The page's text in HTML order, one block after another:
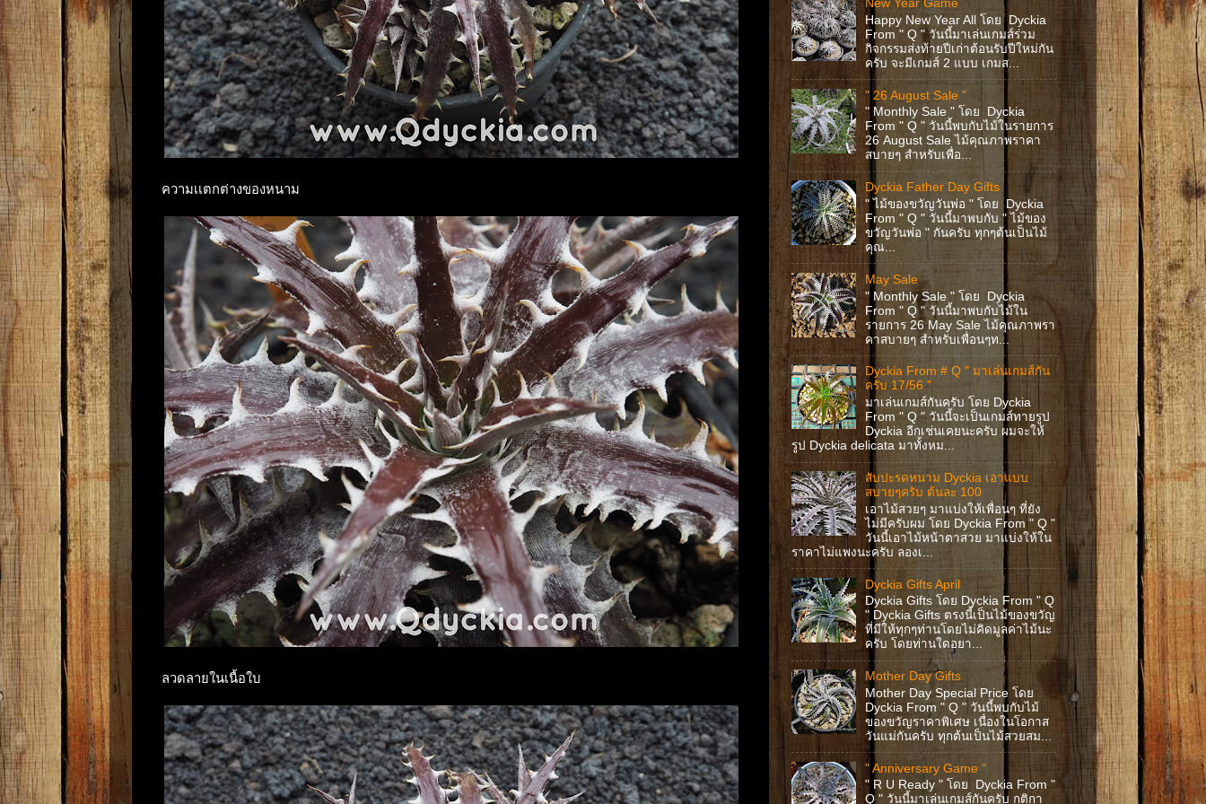
ความเเตกต่างของหนาม
ลวดลายในเนื้อใบ
New Year Game
Happy New Year All โดย Dyckia
From " Q " วันนี้มาเล่นเกมส์ร่วม
กิจกรรมส่งท้ายปีเก่าต้อนรับปีใหม่กัน
ครับ จะมีเกมส์ 2 แบบ เกมส...
" 26 August Sale "
" Monthly Sale " โดย Dyckia
From " Q " วันนี้พบกับไม้ในรายการ
26 August Sale ไม้คุณภาพราคา
สบายๆ สำหรับเพื่อ...
Dyckia Father Day Gifts
" ไม้ของขวัญวันพ่อ " โดย Dyckia
From " Q " วันนี้มาพบกับ " ไม้ของ
ขวัญวันพ่อ " กันครับ ทุกๆต้นเป็นไม้
คุณ...
May Sale
" Monthly Sale " โดย Dyckia
From " Q " วันนี้มาพบกับไม้ใน
รายการ 26 May Sale ไม้คุณภาพรา
คาสบายๆ สำหรับเพื่อนๆท...
Dyckia From # Q " มาเล่นเกมส์กัน
ครับ 17/56 "
มาเล่นเกมส์กันครับ โดย Dyckia
From " Q " วันนี้จะเป็นเกมส์ทายรูป
Dyckia อีกเช่นเคยนะครับ ผมจะให้
รูป Dyckia delicata มาทั้งหม...
สับปะรดหนาม Dyckia เอาแบบ
สบายๆครับ ต้นละ 100
เอาไม้สวยๆ มาแบ่งให้เพื่อนๆ ที่ยัง
ไม่มีครับผม โดย Dyckia From " Q "
วันนี้เอาไม้หน้าตาสวย มาแบ่งให้ใน
ราคาไม่แพงนะครับ ลองเ...
Dyckia Gifts April
Dyckia Gifts โดย Dyckia From " Q
" Dyckia Gifts ตรงนี้เป็นไม้ของขวัญ
ที่มีให้ทุกๆท่านโดยไม่คิดมูลค่าไม้นะ
ครับ โดยท่านใดอยา...
Mother Day Gifts
Mother Day Special Price โดย
Dyckia From " Q " วันนี้พบกับไม้
ของขวัญราคาพิเศษ เนื่องในโอกาส
วันแม่กันครับ ทุกต้นเป็นไม้สวยสม...
" Anniversary Game "
" R U Ready " โดย Dyckia From "
Q " วันนี้มาเล่นเกมส์กันครับ กติกา